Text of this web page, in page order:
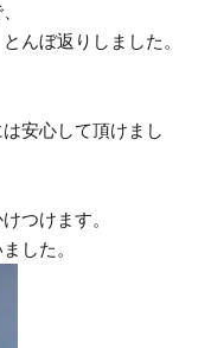
んぼ返りしました。
安心して頂けまし
つけます。
した。